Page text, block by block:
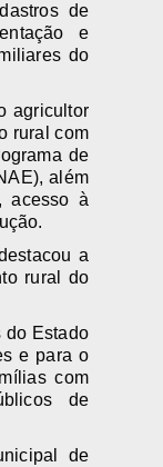
de
e
do
agricultor
rural com
de
além
acesso à
a
rural do
do Estado
e para o
com
de
de